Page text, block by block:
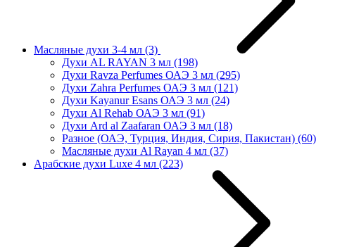
Масляные духи 3-4 мл (3)
Духи AL RAYAN 3 мл (198)
Духи Ravza Perfumes ОАЭ 3 мл (295)
Духи Zahra Perfumes ОАЭ 3 мл (121)
Духи Kayanur Esans ОАЭ 3 мл (24)
Духи Al Rehab ОАЭ 3 мл (91)
Духи Ard al Zaafaran ОАЭ 3 мл (18)
Разное (ОАЭ, Турция, Индия, Сирия, Пакистан) (60)
Масляные духи Al Rayan 4 мл (37)
Арабские духи Luxe 4 мл (223)